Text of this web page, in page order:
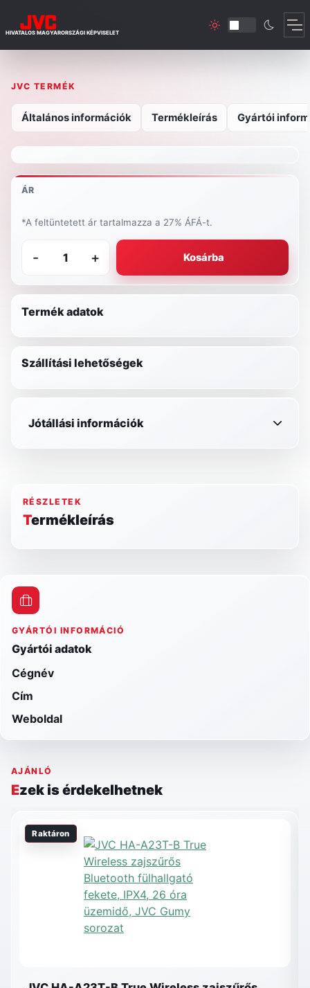
HIVATALOS MAGYARORSZÁGI KÉPVISELET
JVC TERMÉK
Általános információk Termékleírás Gyártói
ÁR
*A feltüntetett ár tartalmazza a 27% ÁFÁ-t.
- + Kosárba
Termék adatok
Szállítási lehetőségek
Jótállási információk
RÉSZLETEK
Termékleírás
GYÁRTÓI INFORMÁCIÓ
Gyártói adatok
Cégnév
Cím
Weboldal
AJÁNLÓ
Ezek is érdekelhetnek
Raktáron